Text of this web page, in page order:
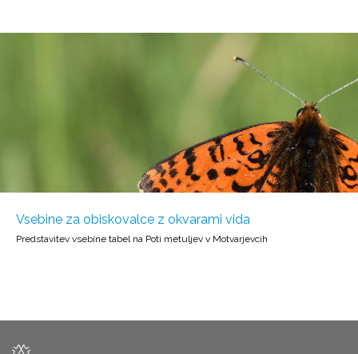
Vsebine za obiskovalce z okvarami vida
Predstavitev vsebine tabel na Poti metuljev v Motvarjevcih